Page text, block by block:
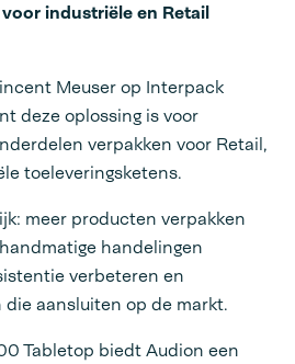
industriële en Retail
Meuser op Interpack
deze oplossing is voor
verpakken voor Retail,
toeleveringsketens.
meer producten verpakken
handelingen
verbeteren en
aansluiten op de markt.
Tabletop biedt Audion een